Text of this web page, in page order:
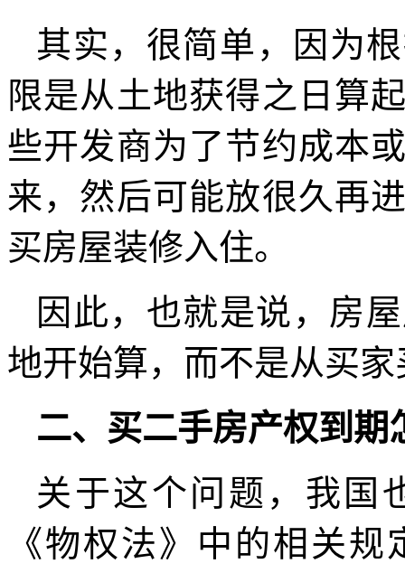
其实，很简单，因为
限是从土地获得之日算
些开发商为了节约成本
来，然后可能放很久再
买房屋装修入住。
因此，也就是说，房
地开始算，而不是从买
二、买二手房产权到期
关于这个问题，我国
《物权法》中的相关